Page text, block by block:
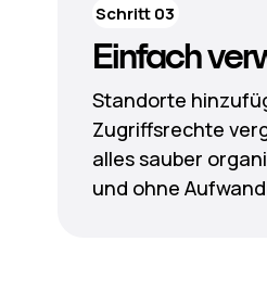
Einfach
Standorte
Zugriffsrechte
alles sauber
und ohne
Schritt 03